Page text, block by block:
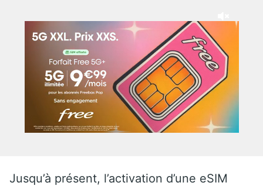
Jusqu’à présent, l’activation d’une eSIM